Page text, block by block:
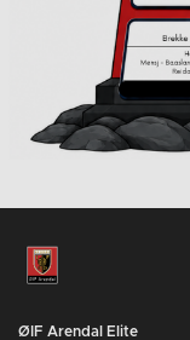
ØIF Arendal Elite